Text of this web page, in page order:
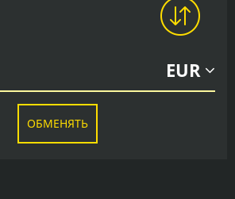
EUR
ОБМЕНЯТЬ